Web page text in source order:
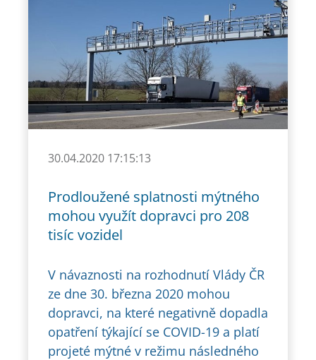
30.04.2020 17:15:13
Prodloužené splatnosti mýtného
mohou využít dopravci pro 208
tisíc vozidel
V návaznosti na rozhodnutí Vlády ČR
ze dne 30. března 2020 mohou
dopravci, na které negativně dopadla
opatření týkající se COVID-19 a platí
projeté mýtné v režimu následného